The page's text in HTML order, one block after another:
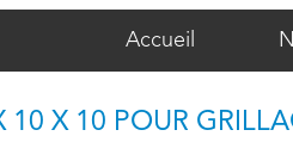
Accueil
10 X 10 POUR